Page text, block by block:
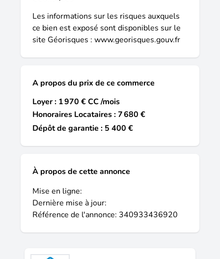
Les informations sur les risques auxquels
ce bien est exposé sont disponibles sur le
site Géorisques : www.georisques.gouv.fr
A propos du prix de ce commerce
Loyer : 1 970 € CC /mois
Honoraires Locataires : 7 680 €
Dépôt de garantie : 5 400 €
À propos de cette annonce
Mise en ligne:
Dernière mise à jour:
Référence de l'annonce: 340933436920